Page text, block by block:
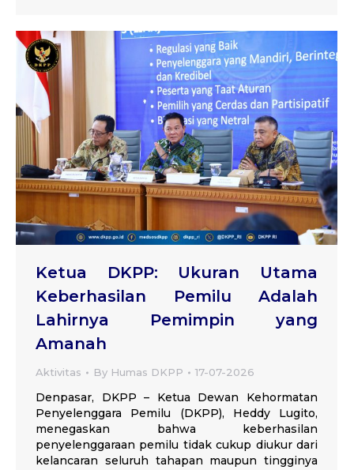
Ketua DKPP: Ukuran Utama
Keberhasilan Pemilu Adalah
Lahirnya Pemimpin yang
Amanah
Aktivitas By Humas DKPP 17-07-2026
Denpasar, DKPP – Ketua Dewan Kehormatan
Penyelenggara Pemilu (DKPP), Heddy Lugito,
menegaskan bahwa keberhasilan
penyelenggaraan pemilu tidak cukup diukur dari
kelancaran seluruh tahapan maupun tingginya